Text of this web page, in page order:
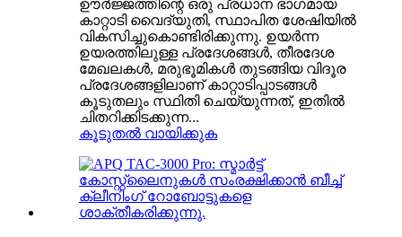
ഊർജ്ജത്തിന്റെ ഒരു പ്രധാന ഭാഗമായ
കാറ്റാടി വൈദ്യുതി, സ്ഥാപിത ശേഷിയിൽ
വികസിച്ചുകൊണ്ടിരിക്കുന്നു. ഉയർന്ന
ഉയരത്തിലുള്ള പ്രദേശങ്ങൾ, തീരദേശ
മേഖലകൾ, മരുഭൂമികൾ തുടങ്ങിയ വിദൂര
പ്രദേശങ്ങളിലാണ് കാറ്റാടിപ്പാടങ്ങൾ
കൂടുതലും സ്ഥിതി ചെയ്യുന്നത്, ഇതിൽ
ചിതറിക്കിടക്കുന്ന...
കൂടുതൽ വായിക്കുക